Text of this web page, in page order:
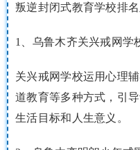
叛逆封闭式教育学校排
1、乌鲁木齐关兴戒网学
关兴戒网学校运用心理
道教育等多种方式，引
生活目标和人生意义。